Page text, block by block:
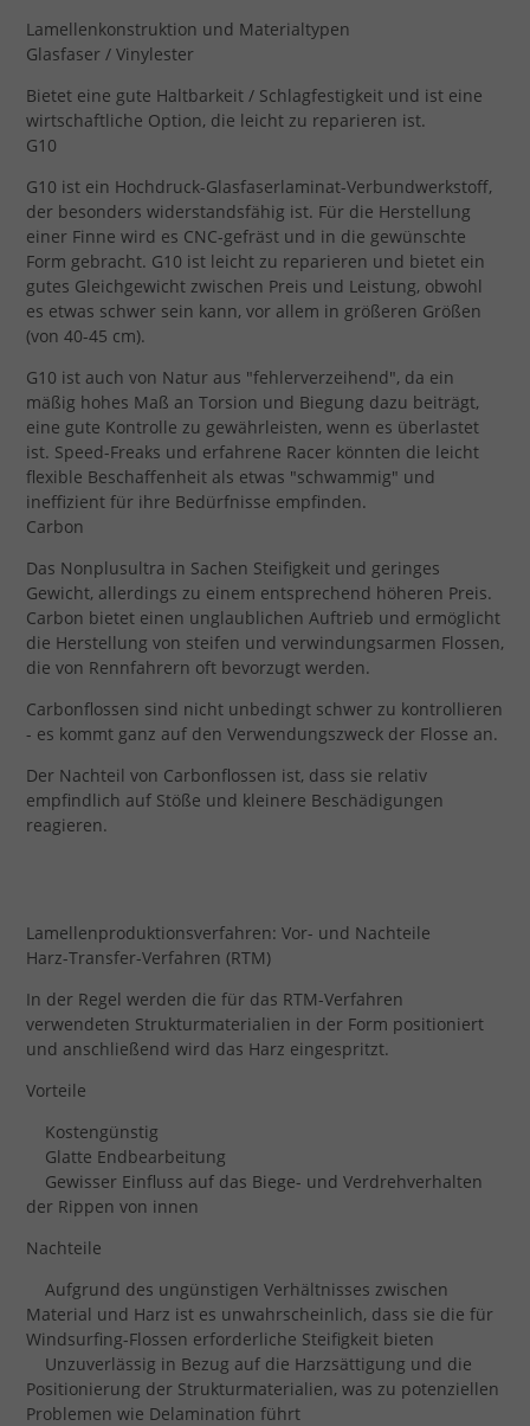
Lamellenkonstruktion und Materialtypen
Glasfaser / Vinylester
Bietet eine gute Haltbarkeit / Schlagfestigkeit und ist eine
wirtschaftliche Option, die leicht zu reparieren ist.
G10
G10 ist ein Hochdruck-Glasfaserlaminat-Verbundwerkstoff,
der besonders widerstandsfähig ist. Für die Herstellung
einer Finne wird es CNC-gefräst und in die gewünschte
Form gebracht. G10 ist leicht zu reparieren und bietet ein
gutes Gleichgewicht zwischen Preis und Leistung, obwohl
es etwas schwer sein kann, vor allem in größeren Größen
(von 40-45 cm).
G10 ist auch von Natur aus "fehlerverzeihend", da ein
mäßig hohes Maß an Torsion und Biegung dazu beiträgt,
eine gute Kontrolle zu gewährleisten, wenn es überlastet
ist. Speed-Freaks und erfahrene Racer könnten die leicht
flexible Beschaffenheit als etwas "schwammig" und
ineffizient für ihre Bedürfnisse empfinden.
Carbon
Das Nonplusultra in Sachen Steifigkeit und geringes
Gewicht, allerdings zu einem entsprechend höheren Preis.
Carbon bietet einen unglaublichen Auftrieb und ermöglicht
die Herstellung von steifen und verwindungsarmen Flossen,
die von Rennfahrern oft bevorzugt werden.
Carbonflossen sind nicht unbedingt schwer zu kontrollieren
- es kommt ganz auf den Verwendungszweck der Flosse an.
Der Nachteil von Carbonflossen ist, dass sie relativ
empfindlich auf Stöße und kleinere Beschädigungen
reagieren.
Lamellenproduktionsverfahren: Vor- und Nachteile
Harz-Transfer-Verfahren (RTM)
In der Regel werden die für das RTM-Verfahren
verwendeten Strukturmaterialien in der Form positioniert
und anschließend wird das Harz eingespritzt.
Vorteile
Kostengünstig
Glatte Endbearbeitung
Gewisser Einfluss auf das Biege- und Verdrehverhalten
der Rippen von innen
Nachteile
Aufgrund des ungünstigen Verhältnisses zwischen
Material und Harz ist es unwahrscheinlich, dass sie die für
Windsurfing-Flossen erforderliche Steifigkeit bieten
Unzuverlässig in Bezug auf die Harzsättigung und die
Positionierung der Strukturmaterialien, was zu potenziellen
Problemen wie Delamination führt